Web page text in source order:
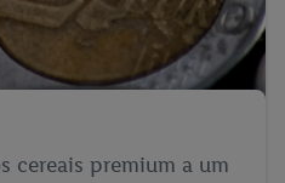
cereais premium a um